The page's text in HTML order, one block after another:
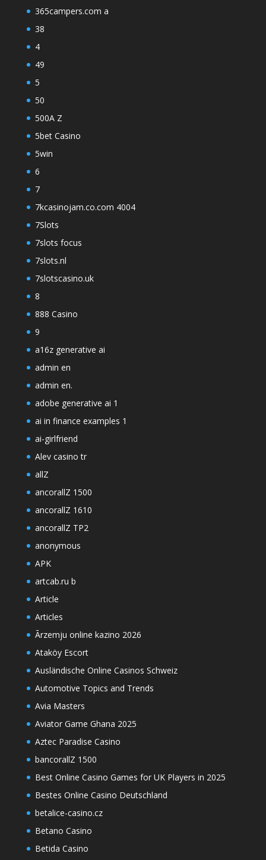
365campers.com a
38
4
49
5
50
500A Z
5bet Casino
5win
6
7
7kcasinojam.co.com 4004
7Slots
7slots focus
7slots.nl
7slotscasino.uk
8
888 Casino
9
a16z generative ai
admin en
admin en.
adobe generative ai 1
ai in finance examples 1
ai-girlfriend
Alev casino tr
allZ
ancorallZ 1500
ancorallZ 1610
ancorallZ TP2
anonymous
APK
artcab.ru b
Article
Articles
Ārzemju online kazino 2026
Ataköy Escort
Ausländische Online Casinos Schweiz
Automotive Topics and Trends
Avia Masters
Aviator Game Ghana 2025
Aztec Paradise Casino
bancorallZ 1500
Best Online Casino Games for UK Players in 2025
Bestes Online Casino Deutschland
betalice-casino.cz
Betano Casino
Betida Casino